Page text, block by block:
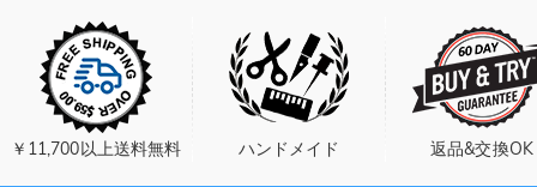
￥11,700以上送料無料 ハンドメイド 返品&交換OK